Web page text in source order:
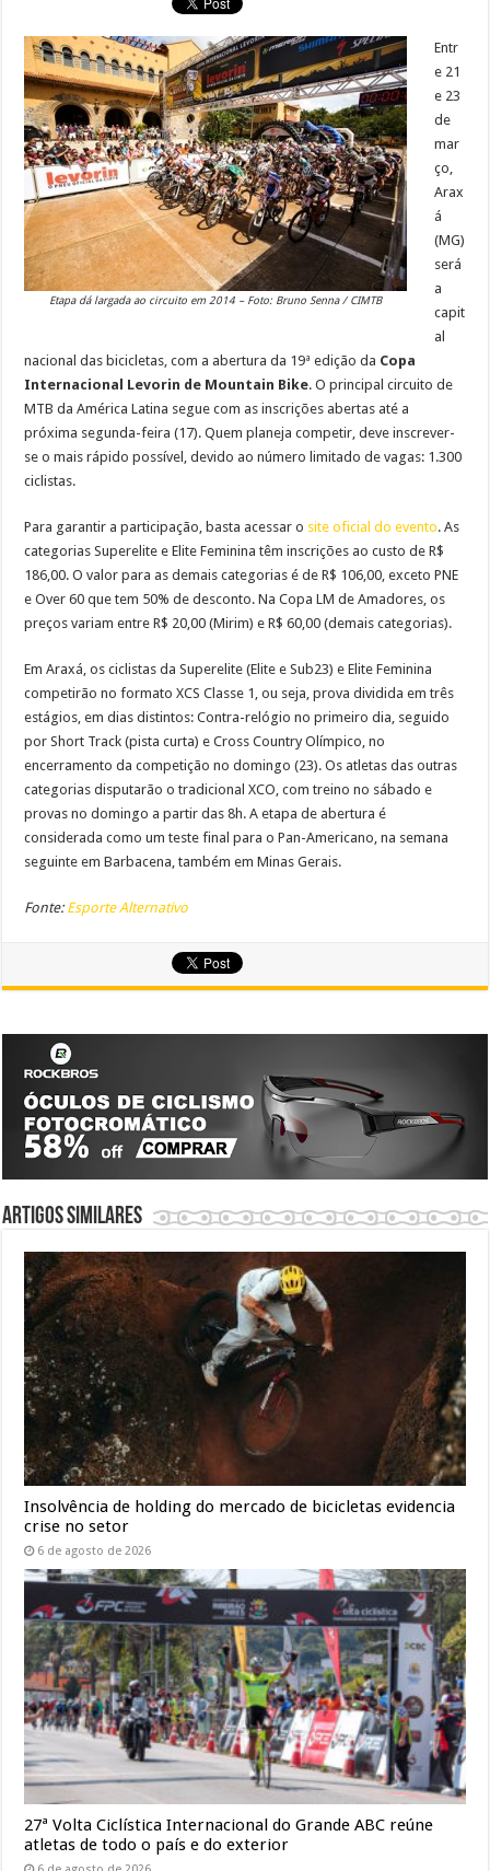
Etapa dá largada ao circuito em 2014 – Foto: Bruno Senna / CIMTB
Entr
e 21
e 23
de
mar
ço,
Arax
á
(MG)
será
a
capit
al
nacional das bicicletas, com a abertura da 19ª edição da Copa
Internacional Levorin de Mountain Bike. O principal circuito de
MTB da América Latina segue com as inscrições abertas até a
próxima segunda-feira (17). Quem planeja competir, deve inscrever-
se o mais rápido possível, devido ao número limitado de vagas: 1.300
ciclistas.
Para garantir a participação, basta acessar o site oficial do evento. As
categorias Superelite e Elite Feminina têm inscrições ao custo de R$
186,00. O valor para as demais categorias é de R$ 106,00, exceto PNE
e Over 60 que tem 50% de desconto. Na Copa LM de Amadores, os
preços variam entre R$ 20,00 (Mirim) e R$ 60,00 (demais categorias).
Em Araxá, os ciclistas da Superelite (Elite e Sub23) e Elite Feminina
competirão no formato XCS Classe 1, ou seja, prova dividida em três
estágios, em dias distintos: Contra-relógio no primeiro dia, seguido
por Short Track (pista curta) e Cross Country Olímpico, no
encerramento da competição no domingo (23). Os atletas das outras
categorias disputarão o tradicional XCO, com treino no sábado e
provas no domingo a partir das 8h. A etapa de abertura é
considerada como um teste final para o Pan-Americano, na semana
seguinte em Barbacena, também em Minas Gerais.
Fonte: Esporte Alternativo
Artigos similares
Insolvência de holding do mercado de bicicletas evidencia
crise no setor
6 de agosto de 2026
27ª Volta Ciclística Internacional do Grande ABC reúne
atletas de todo o país e do exterior